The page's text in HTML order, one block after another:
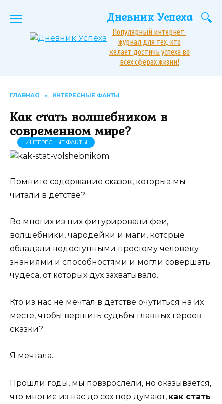
Дневник Успеха
Популярный интернет-
журнал для тех, кто
желает достичь успеха во
всех сферах жизни!
ГЛАВНАЯ » ИНТЕРЕСНЫЕ ФАКТЫ
Как стать волшебником в
современном мире?
ИНТЕРЕСНЫЕ ФАКТЫ
Помните содержание сказок, которые мы
читали в детстве?
Во многих из них фигурировали феи,
волшебники, чародейки и маги, которые
обладали недоступными простому человеку
знаниями и способностями и могли совершать
чудеса, от которых дух захватывало.
Кто из нас не мечтал в детстве очутиться на их
месте, чтобы вершить судьбы главных героев
сказки?
Я мечтала.
Прошли годы, мы повзрослели, но оказывается,
что многие из нас до сох пор думают, как стать